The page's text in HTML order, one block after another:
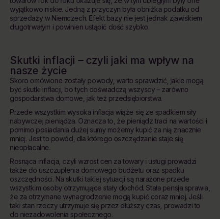
wyjątkowo niskie. Jedną z przyczyn była obniżka podatku od
sprzedaży w Niemczech. Efekt bazy nie jest jednak zjawiskiem
długotrwałym i powinien ustąpić dość szybko.
Skutki inflacji – czyli jaki ma wpływ na
nasze życie
Skoro omówione zostały powody, warto sprawdzić, jakie mogą
być skutki inflacji, bo tych doświadczą wszyscy – zarówno
gospodarstwa domowe, jak też przedsiębiorstwa.
Przede wszystkim wysoka inflacja wiąże się ze spadkiem siły
nabywczej pieniądza. Oznacza to, że pieniądz traci na wartości i
pomimo posiadania dużej sumy możemy kupić za nią znacznie
mniej. Jest to powód, dla którego oszczędzanie staje się
nieopłacalne.
Rosnąca inflacja, czyli wzrost cen za towary i usługi prowadzi
także do uszczuplenia domowego budżetu oraz spadku
oszczędności. Na skutki takiej sytuacji są narażone przede
wszystkim osoby otrzymujące stały dochód. Stała pensja sprawia,
że za otrzymane wynagrodzenie mogą kupić coraz mniej. Jeśli
taki stan rzeczy utrzymuje się przez dłuższy czas, prowadzi to
do niezadowolenia społecznego.